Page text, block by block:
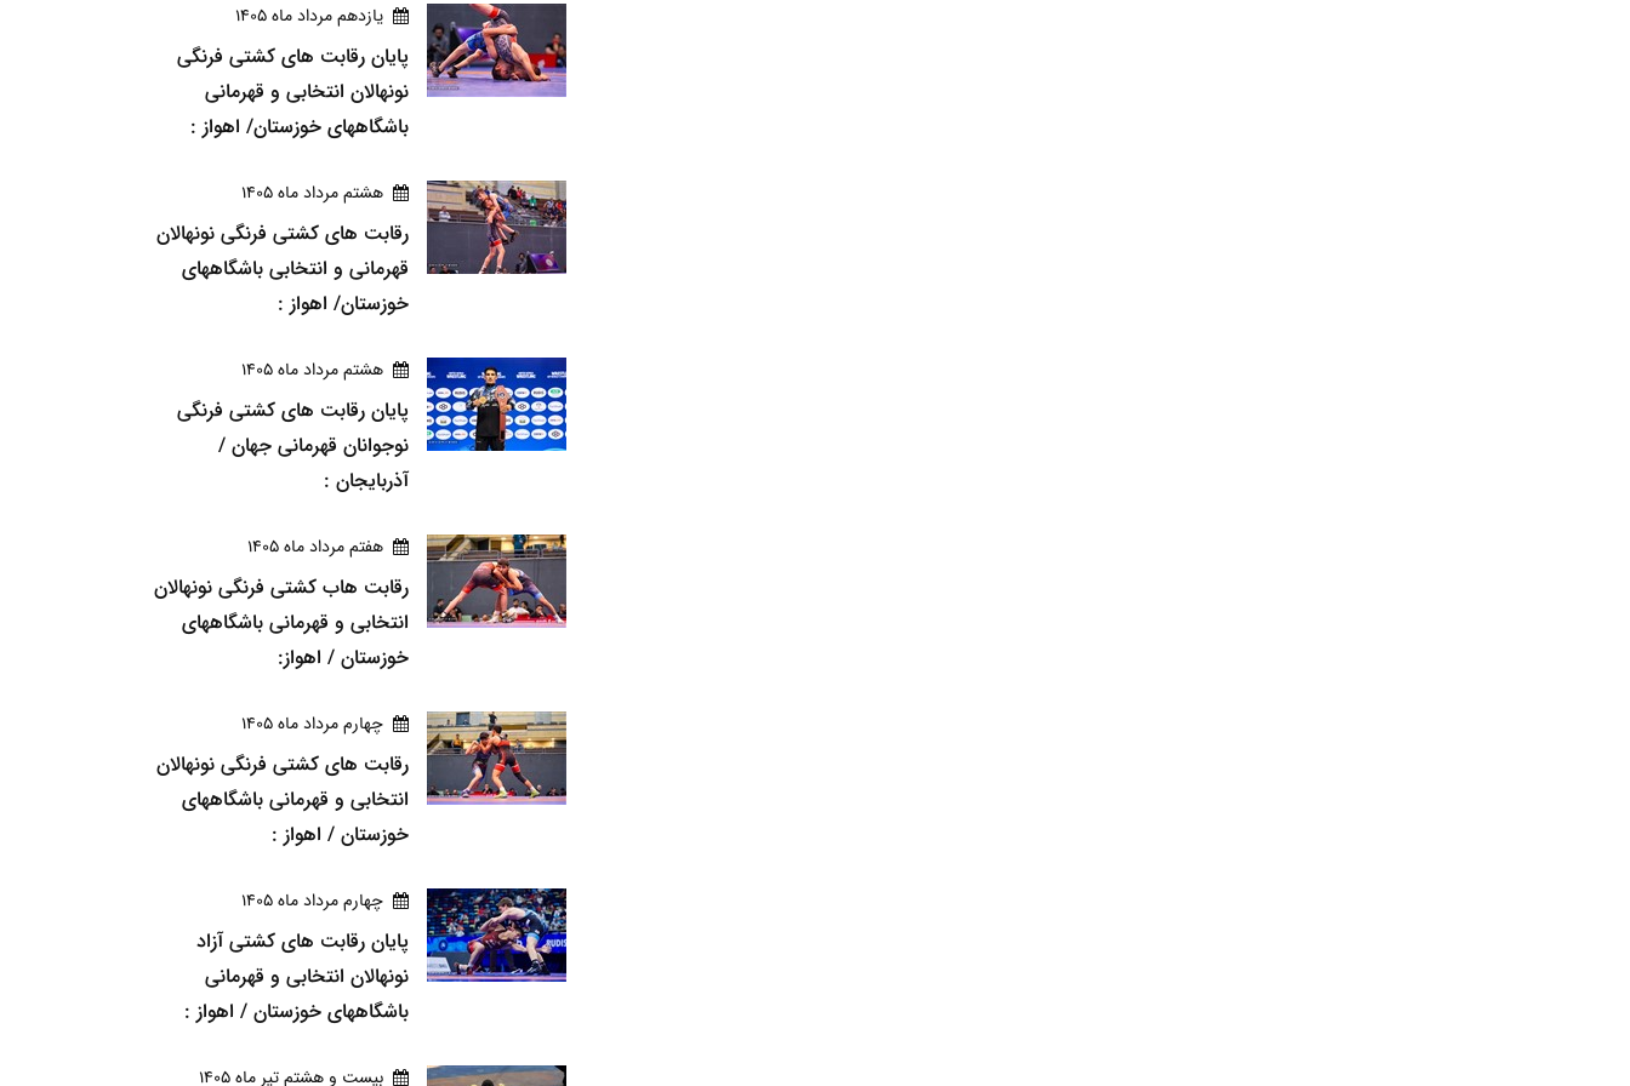
يازدهم مرداد ماه 1405
پایان رقابت های کشتی فرنگی
نونهالان انتخابی و قهرمانی
باشگاههای خوزستان/ اهواز :
هشتم مرداد ماه 1405
رقابت های کشتی فرنگی نونهالان
قهرمانی و انتخابی باشگاههای
خوزستان/ اهواز :
هشتم مرداد ماه 1405
پایان رقابت های کشتی فرنگی
نوجوانان قهرمانی جهان /
آذربایجان :
هفتم مرداد ماه 1405
رقابت هاب کشتی فرنگی نونهالان
انتخابی و قهرمانی باشگاههای
خوزستان / اهواز:
چهارم مرداد ماه 1405
رقابت های کشتی فرنگی نونهالان
انتخابی و قهرمانی باشگاههای
خوزستان / اهواز :
چهارم مرداد ماه 1405
پایان رقابت های کشتی آزاد
نونهالان انتخابی و قهرمانی
باشگاههای خوزستان / اهواز :
بيست و هشتم تير ماه 1405